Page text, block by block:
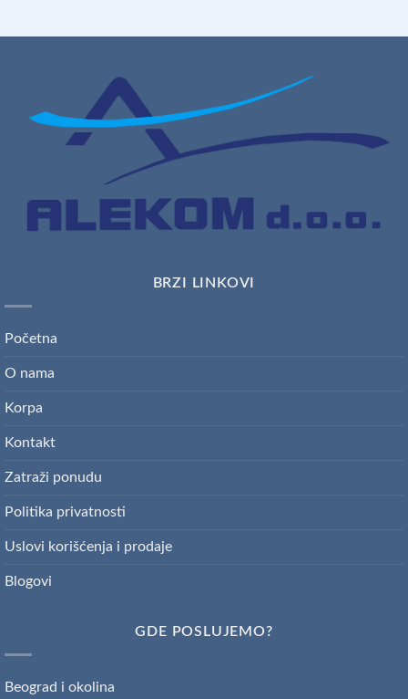
BRZI LINKOVI
Početna
O nama
Korpa
Kontakt
Zatraži ponudu
Politika privatnosti
Uslovi korišćenja i prodaje
Blogovi
GDE POSLUJEMO?
Beograd i okolina